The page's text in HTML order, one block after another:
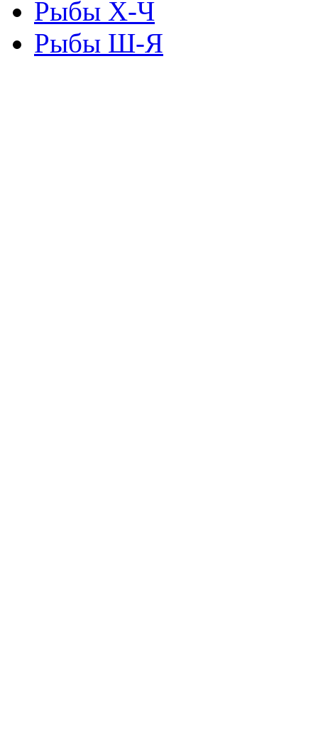
Рыбы Х-Ч
Рыбы Ш-Я